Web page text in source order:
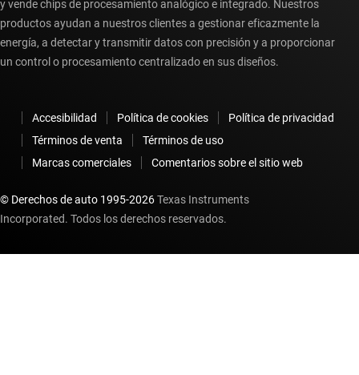
y vende chips de procesamiento analógico e integrado. Nuestros
productos ayudan a nuestros clientes a gestionar eficazmente la
energía, a detectar y transmitir datos con precisión y a proporcionar
un control o procesamiento centralizado en sus diseños.
Accesibilidad Política de cookies
Política de privacidad
Términos de venta
Términos de uso
Marcas comerciales
Comentarios sobre el sitio web
© Derechos de auto 1995-2026Texas Instruments
Incorporated. Todos los derechos reservados.